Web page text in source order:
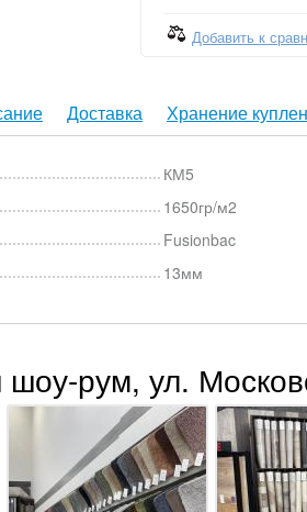
Добавить к
Доставка Хранение
КМ5
1650гр/м2
Fusionbac
13мм
рум, ул.